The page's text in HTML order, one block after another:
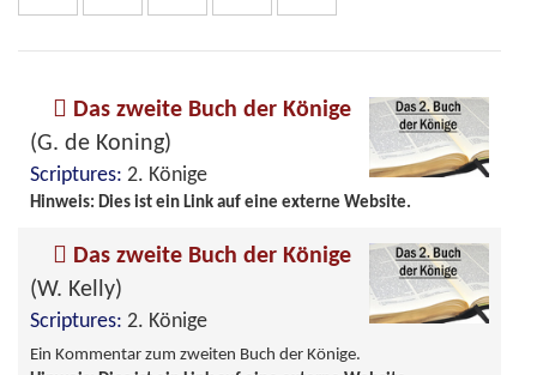
Das zweite Buch der Könige
(G. de Koning)
Scriptures: 2. Könige
Hinweis: Dies ist ein Link auf eine externe Website.
Das zweite Buch der Könige
(W. Kelly)
Scriptures: 2. Könige
Ein Kommentar zum zweiten Buch der Könige.